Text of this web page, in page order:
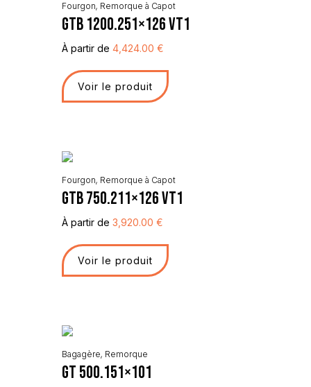
Fourgon, Remorque à Capot
GTB 1200.251×126 VT1
À partir de 4,424.00 €
Voir le produit
Fourgon, Remorque à Capot
GTB 750.211×126 VT1
À partir de 3,920.00 €
Voir le produit
Bagagère, Remorque
GT 500.151×101